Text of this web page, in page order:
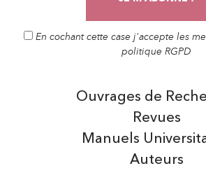
En cochant cette case j'accepte les
politique RGPD
Auteurs
Manuels
Ouvrages de
Revues